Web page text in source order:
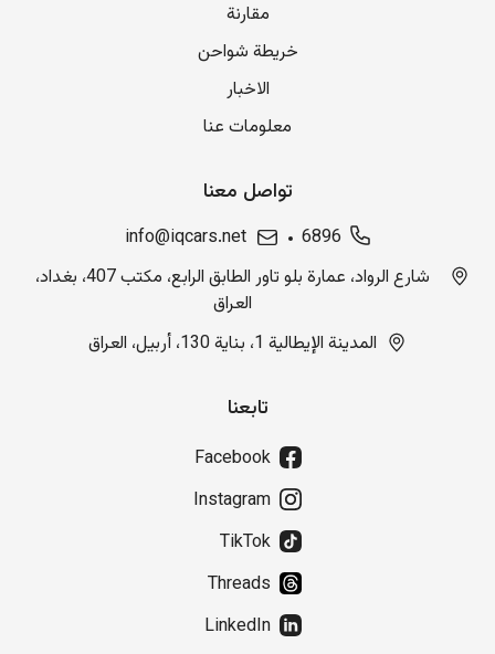
مقارنة
خريطة شواحن
الاخبار
معلومات عنا
تواصل معنا
6896
info@iqcars.net
شارع الرواد، عمارة بلو تاور الطابق الرابع، مكتب 407، بغداد،
العراق
المدينة الإيطالية 1، بناية 130، أربيل، العراق
تابعنا
Facebook
Instagram
TikTok
Threads
LinkedIn